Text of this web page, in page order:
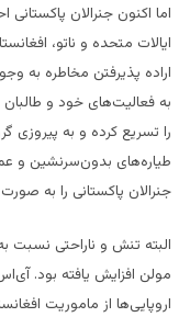
اما اکنون جنرالان
ایالات متحده و ناتو،
اراده پذیرفتن مخاطره به
به فعالیت‌های خود و
را تسریع کرده و به
طیاره‌های بدون‌سرنشین و
جنرالان پاکستانی را به
البته تنش و ناراحتی نسبت
مولن افزایش یافته بود.
اروپایی‌ها از ماموریت